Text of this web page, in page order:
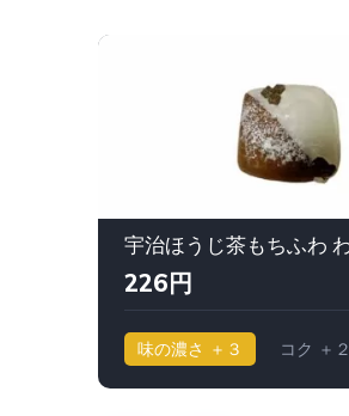
226円
味の濃さ ＋３ コク ＋２